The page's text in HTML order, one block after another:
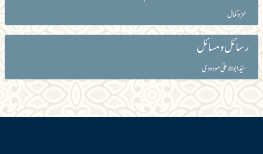
حمزہ کمال
رسائل و مسائل
سیّد ابوالاعلیٰ مودودی